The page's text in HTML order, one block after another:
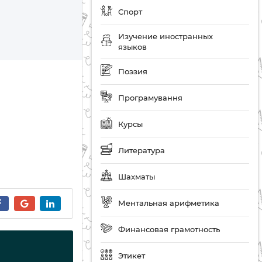
Спорт
Изучение иностранных
языков
Поэзия
Програмування
Курсы
Литература
Шахматы
Ментальная арифметика
Финансовая грамотность
Этикет